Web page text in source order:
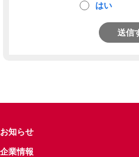
はい
送信
お知らせ
企業情報